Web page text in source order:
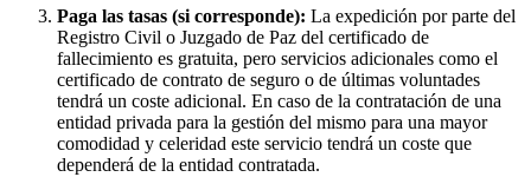
Paga las tasas (si corresponde): La expedición por parte del
Registro Civil o Juzgado de Paz del certificado de
fallecimiento es gratuita, pero servicios adicionales como el
certificado de contrato de seguro o de últimas voluntades
tendrá un coste adicional. En caso de la contratación de una
entidad privada para la gestión del mismo para una mayor
comodidad y celeridad este servicio tendrá un coste que
dependerá de la entidad contratada.